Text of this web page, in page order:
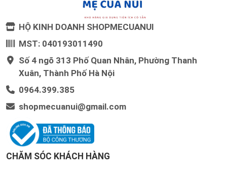
HỘ KINH DOANH SHOPMECUANUI
MST: 040193011490
Số 4 ngõ 313 Phố Quan Nhân, Phường Thanh
Xuân, Thành Phố Hà Nội
0964.399.385
shopmecuanui@gmail.com
CHĂM SÓC KHÁCH HÀNG